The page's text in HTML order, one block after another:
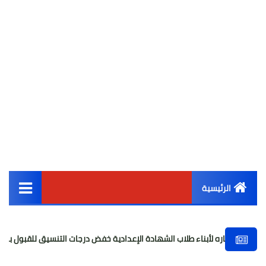
الرئيسية
أخبار مصر
طلاب الشهادة الإعدادية خفض درجات التنسيق للقبول بالثانوي العام